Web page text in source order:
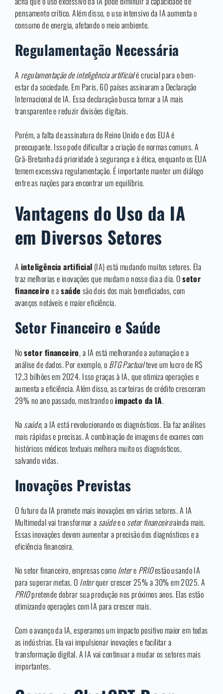
pensamento crítico. Além disso, o uso intensivo da IA aumenta o
consumo de energia, afetando o meio ambiente.
Regulamentação Necessária
A regulamentação de inteligência artificialé crucial para o bem-
estar da sociedade. Em Paris, 60 países assinaram a Declaração
Internacional de IA. Essa declaração busca tornar a IA mais
transparente e reduzir divisões digitais.
Porém, a falta de assinatura do Reino Unido e dos EUA é
preocupante. Isso pode dificultar a criação de normas comuns. A
Grã-Bretanha dá prioridade à segurança e à ética, enquanto os EUA
temem excessiva regulamentação. É importante manter um diálogo
entre as nações para encontrar um equilíbrio.
Vantagens do Uso da IA
em Diversos Setores
A inteligência artificial (IA) está mudando muitos setores. Ela
traz melhorias e inovações que mudam o nosso dia a dia. Osetor
financeiroe asaúde são dois dos mais beneficiados, com
avanços notáveis e maior eficiência.
Setor Financeiro e Saúde
Nosetor financeiro, a IA está melhorando a automação e a
análise de dados. Por exemplo, o BTG Pactualteve um lucro de R$
12,3 bilhões em 2024. Isso graças à IA, que otimiza operações e
aumenta a eficiência. Além disso, as carteiras de crédito cresceram
29% no ano passado, mostrando oimpacto da IA.
Na saúde, a IA está revolucionando os diagnósticos. Ela faz análises
mais rápidas e precisas. A combinação de imagens de exames com
históricos médicos textuais melhora muito os diagnósticos,
salvando vidas.
Inovações Previstas
O futuro da IA promete mais inovações em vários setores. A IA
Multimodal vai transformar a saúdee o setor financeiroainda mais.
Essas inovações devem aumentar a precisão dos diagnósticos e a
eficiência financeira.
No setor financeiro, empresas como Intere PRIOestão usando IA
para superar metas. O Interquer crescer 25% a 30% em 2025. A
PRIOpretende dobrar sua produção nos próximos anos. Elas estão
otimizando operações com IA para crescer mais.
Com o avanço da IA, esperamos um impacto positivo maior em todas
as indústrias. Ela vai impulsionar inovações e facilitar a
transformação digital. A IA vai continuar a mudar os setores mais
importantes.